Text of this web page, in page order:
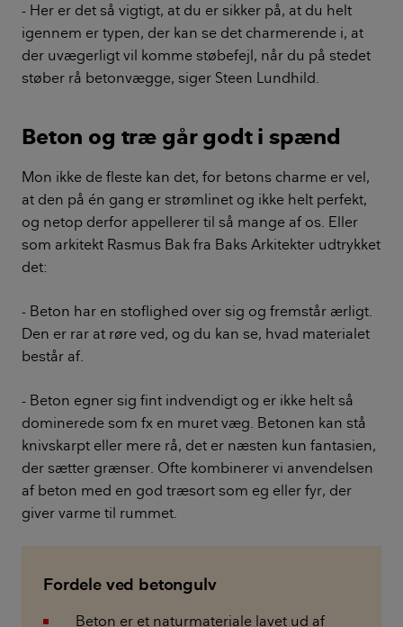
- Her er det så vigtigt, at du er sikker på, at du helt
igennem er typen, der kan se det charmerende i, at
der uvægerligt vil komme støbefejl, når du på stedet
støber rå betonvægge, siger Steen Lundhild.
Beton og træ går godt i spænd
Mon ikke de fleste kan det, for betons charme er vel,
at den på én gang er strømlinet og ikke helt perfekt,
og netop derfor appellerer til så mange af os. Eller
som arkitekt Rasmus Bak fra Baks Arkitekter udtrykket
det:
- Beton har en stoflighed over sig og fremstår ærligt.
Den er rar at røre ved, og du kan se, hvad materialet
består af.
- Beton egner sig fint indvendigt og er ikke helt så
dominerede som fx en muret væg. Betonen kan stå
knivskarpt eller mere rå, det er næsten kun fantasien,
der sætter grænser. Ofte kombinerer vi anvendelsen
af beton med en god træsort som eg eller fyr, der
giver varme til rummet.
Fordele ved betongulv
Beton er et naturmateriale lavet ud af